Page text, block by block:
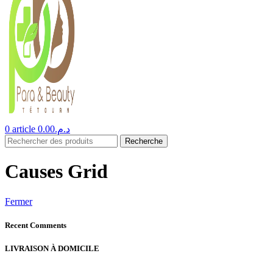
0 article د.م.0.00
Recherche
Causes Grid
Fermer
Recent Comments
LIVRAISON À DOMICILE